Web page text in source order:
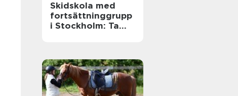
Skidskola med
fortsättninggrupp
i Stockholm: Ta